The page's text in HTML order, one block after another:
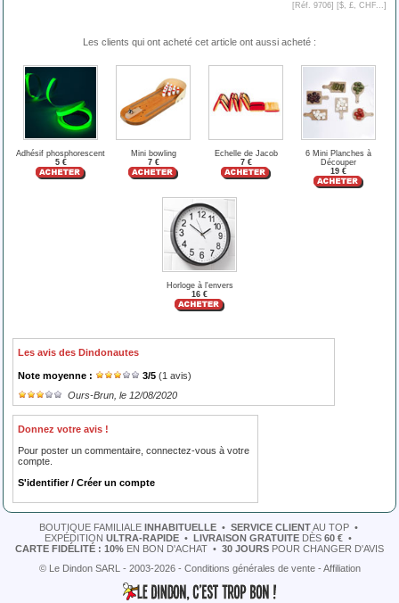
[Réf. 9706] [$, £, CHF...]
Les clients qui ont acheté cet article ont aussi acheté :
Adhésif phosphorescent
5 €
Mini bowling
7 €
Echelle de Jacob
7 €
6 Mini Planches à
Découper
19 €
Horloge à l'envers
16 €
Les avis des Dindonautes
Note moyenne : 3/5 (1 avis)
Ours-Brun , le 12/08/2020
Donnez votre avis !
Pour poster un commentaire, connectez-vous à votre
compte.
S'identifier / Créer un compte
BOUTIQUE FAMILIALE INHABITUELLE• SERVICE CLIENTAU TOP•
EXPÉDITION ULTRA-RAPIDE • LIVRAISON GRATUITE DÈS 60 € •
CARTE FIDÉLITÉ : 10% EN BON D'ACHAT • 30 JOURS POUR CHANGER D'AVIS
© Le Dindon SARL - 2003-2026 - Conditions générales de vente- Affiliation